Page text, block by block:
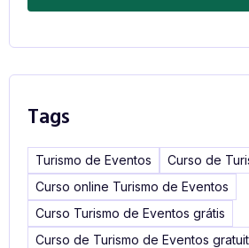
Tags
Turismo de Eventos
Curso de
Curso online Turismo de Eventos
Curso Turismo de Eventos grátis
Curso de Turismo de Eventos